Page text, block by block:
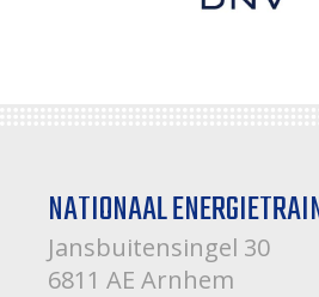
NATIONAAL
Jansbuitensingel 30
6811 AE Arnhem